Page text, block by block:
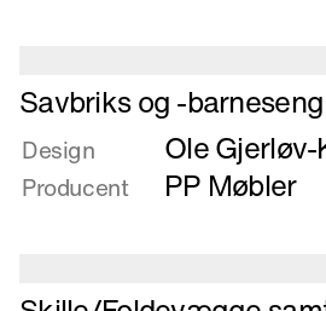
Læs
mere
om
Savbriks
og
Savbriks og -barneseng
Design Ole
Producent PP Møbler
Læs